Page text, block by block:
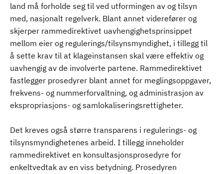
land må forholde seg til ved utformingen av og tilsyn
med, nasjonalt regelverk. Blant annet viderefører og
skjerper rammedirektivet uavhengighetsprinsippet
mellom eier og regulerings/tilsynsmyndighet, i tillegg til
å sette krav til at klageinstansen skal være effektiv og
uavhengig av de involverte partene. Rammedirektivet
fastlegger prosedyrer blant annet for meglingsoppgaver,
frekvens- og nummerforvaltning, og administrasjon av
ekspropriasjons- og samlokaliseringsrettigheter.
Det kreves også større transparens i regulerings- og
tilsynsmyndighetenes arbeid. I tillegg inneholder
rammedirektivet en konsultasjonsprosedyre for
enkeltvedtak av en viss betydning. Prosedyren